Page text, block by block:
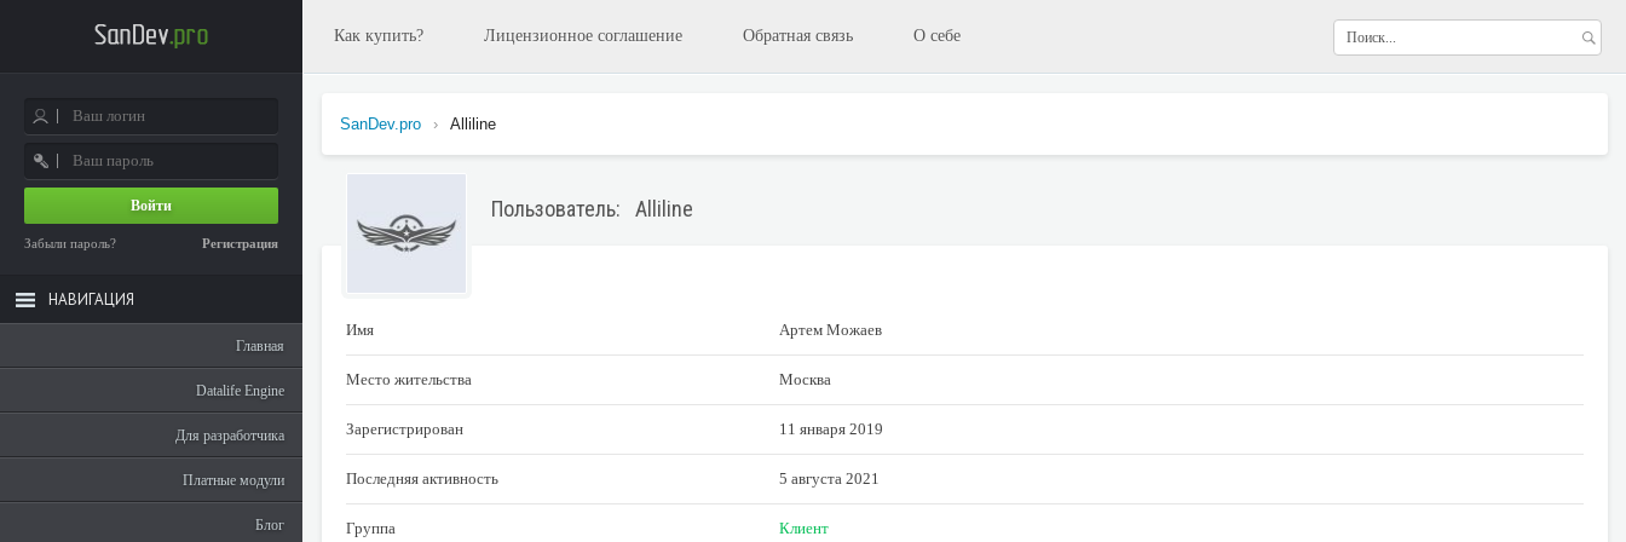
Как купить? Лицензионное соглашение Обратная связь О себе
SanDev.pro › Alliline
Пользователь: Alliline
Имя Артем Можаев
Место жительства Москва
Зарегистрирован 11 января 2019
Последняя активность 5 августа 2021
Группа Клиент
Войти
Регистрация
Забыли пароль?
НАВИГАЦИЯ
Главная
Datalife Engine
Для разработчика
Платные модули
Блог